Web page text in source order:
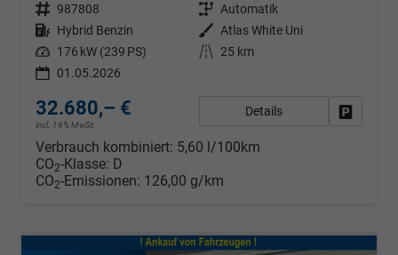
Fahrzeugnr. 987808 Getriebe Automatik
Kraftstoff Hybrid Benzin Außenfarbe
Atlas White Uni
Leistung 176 kW (239 PS) Kilometerstand
25 km
01.05.2026
32.680,– €
incl. 19% MwSt.
Details
Verbrauch kombiniert: 5,60 l/100km
CO2-Klasse: D
CO2-Emissionen: 126,00 g/km